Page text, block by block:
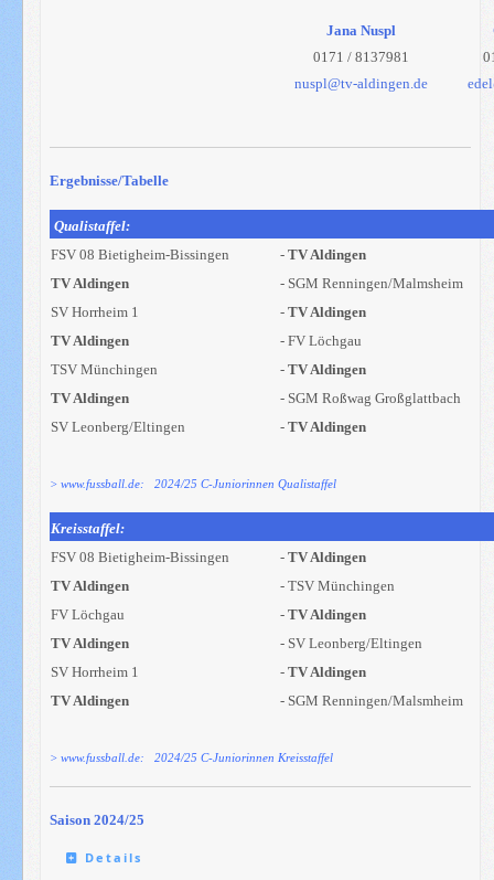
Jana Nuspl
0171 / 8137981
nuspl@tv-aldingen.de
Ergebnisse/Tabelle
Qualistaffel:
FSV 08 Bietigheim-Bissingen
-TV Aldingen
TV Aldingen
- SGM Renningen/Malmsheim
SV Horrheim 1
-TV Aldingen
TV Aldingen
- FV Löchgau
TSV Münchingen
-TV Aldingen
TV Aldingen
- SGM Roßwag Großglattbach
SV Leonberg/Eltingen
-TV Aldingen
> www.fussball.de: 2024/25 C-Juniorinnen Qualistaffel
Kreisstaffel:
FSV 08 Bietigheim-Bissingen
-TV Aldingen
TV Aldingen
- TSV Münchingen
FV Löchgau
-TV Aldingen
TV Aldingen
- SV Leonberg/Eltingen
SV Horrheim 1
-TV Aldingen
TV Aldingen
- SGM Renningen/Malsmheim
> www.fussball.de: 2024/25 C-Juniorinnen Kreisstaffel
Saison 2024/25
Details